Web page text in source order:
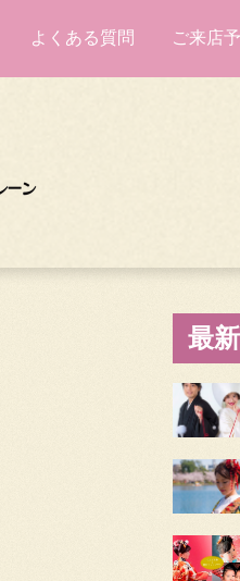
よくある質問 ご来店
最